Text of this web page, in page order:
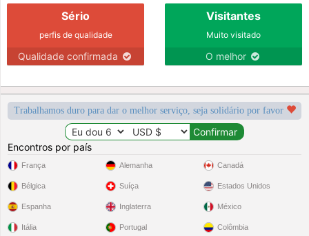
Sério
perfis de qualidade
Qualidade confirmada
Visitantes
Muito visitado
O melhor
Trabalhamos duro para dar o melhor serviço, seja solidário por favor
Encontros por país
França
Bélgica
Espanha
Itália
Alemanha
Suíça
Inglaterra
Portugal
Canadá
Estados Unidos
México
Colômbia